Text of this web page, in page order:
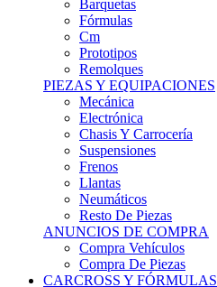
Barquetas
Fórmulas
Cm
Prototipos
Remolques
PIEZAS Y EQUIPACIONES
Mecánica
Electrónica
Chasis Y Carrocería
Suspensiones
Frenos
Llantas
Neumáticos
Resto De Piezas
ANUNCIOS DE COMPRA
Compra Vehículos
Compra De Piezas
CARCROSS Y FÓRMULAS